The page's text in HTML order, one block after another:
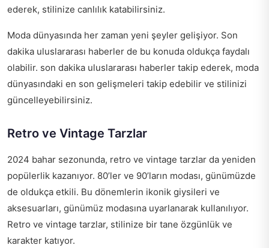
ederek, stilinize canlılık katabilirsiniz.
Moda dünyasında her zaman yeni şeyler gelişiyor. Son
dakika uluslararası haberler de bu konuda oldukça faydalı
olabilir. son dakika uluslararası haberler takip ederek, moda
dünyasındaki en son gelişmeleri takip edebilir ve stilinizi
güncelleyebilirsiniz.
Retro ve Vintage Tarzlar
2024 bahar sezonunda, retro ve vintage tarzlar da yeniden
popülerlik kazanıyor. 80’ler ve 90’ların modası, günümüzde
de oldukça etkili. Bu dönemlerin ikonik giysileri ve
aksesuarları, günümüz modasına uyarlanarak kullanılıyor.
Retro ve vintage tarzlar, stilinize bir tane özgünlük ve
karakter katıyor.